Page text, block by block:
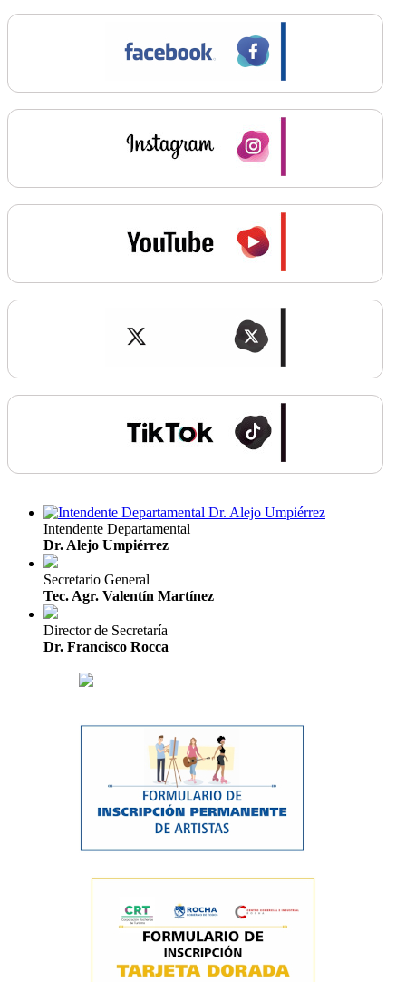
Intendente Departamental
Dr. Alejo Umpiérrez
Secretario General
Tec. Agr. Valentín Martínez
Director de Secretaría
Dr. Francisco Rocca